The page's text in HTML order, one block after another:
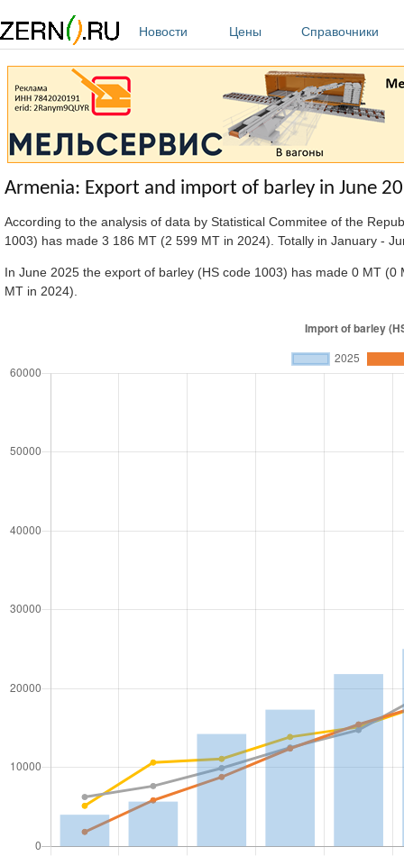
Новости
Цены Справочники
Armenia: Export and import of barley in June
According to the analysis of data by Statistical Commitee of the
1003) has made 3 186 MT (2 599 MT in 2024). Totally in January -
In June 2025 the export of barley (HS code 1003) has made 0 MT
MT in 2024).